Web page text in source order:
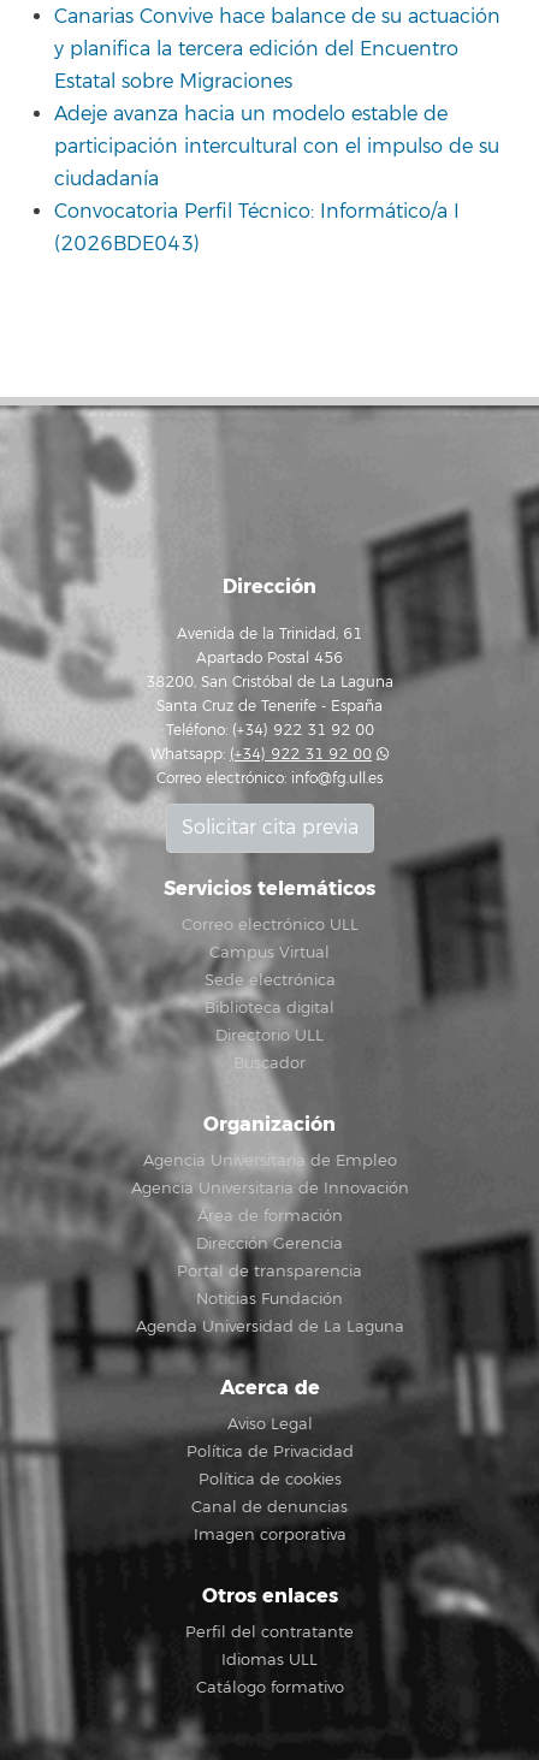
Canarias Convive hace balance de su actuación
y planifica la tercera edición del Encuentro
Estatal sobre Migraciones
Adeje avanza hacia un modelo estable de
participación intercultural con el impulso de su
ciudadanía
Convocatoria Perfil Técnico: Informático/a I
(2026BDE043)
Dirección
Avenida de la Trinidad, 61
Apartado Postal 456
38200, San Cristóbal de La Laguna
Santa Cruz de Tenerife - España
Teléfono: (+34) 922 31 92 00
Whatsapp: (+34) 922 31 92 00
Correo electrónico: info@fg.ull.es
Solicitar cita previa
Servicios telemáticos
Correo electrónico ULL
Campus Virtual
Sede electrónica
Biblioteca digital
Directorio ULL
Buscador
Organización
Agencia Universitaria de Empleo
Agencia Universitaria de Innovación
Área de formación
Dirección Gerencia
Portal de transparencia
Noticias Fundación
Agenda Universidad de La Laguna
Acerca de
Aviso Legal
Política de Privacidad
Política de cookies
Canal de denuncias
Imagen corporativa
Otros enlaces
Perfil del contratante
Idiomas ULL
Catálogo formativo